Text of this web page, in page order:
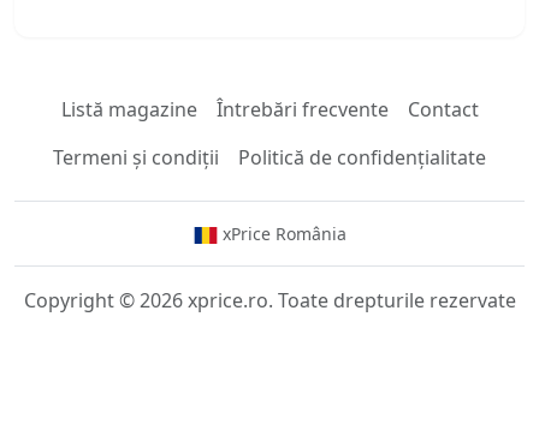
Listă magazine Întrebări frecvente
Contact
Termeni și condiții
Politică de confidențialitate
xPrice România
Copyright © 2026 xprice.ro. Toate drepturile rezervate